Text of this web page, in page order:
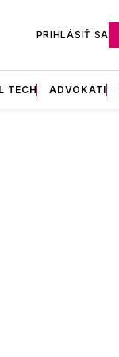
PRIHLÁSIŤ SA
TECH ADVOKÁTI